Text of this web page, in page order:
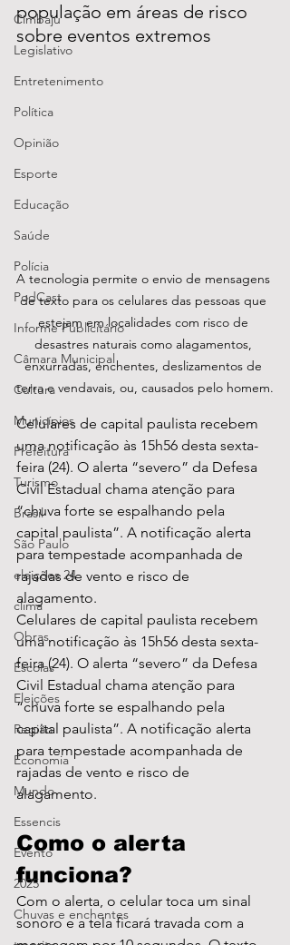
Cimbaju
Legislativo
Entretenimento
Política
Opinião
Esporte
Educação
Saúde
Polícia
PodCast
Informe Publicitário
Câmara Municipal
Cultura
Municípios
Prefeitura
Turismo
Brasil
São Paulo
eleições 24
clima
Obras
Escolas
Eleições
Região
Economia
Mundo
Essencis
Evento
2025
Chuvas e enchentes
população em áreas de risco
sobre eventos extremos
A tecnologia permite o envio de mensagens
de texto para os celulares das pessoas que
estejam em localidades com risco de
desastres naturais como alagamentos,
enxurradas, enchentes, deslizamentos de
terra e vendavais, ou, causados pelo homem.
Celulares de capital paulista recebem
uma notificação às 15h56 desta sexta-
feira (24). O alerta “severo” da Defesa
Civil Estadual chama atenção para
“chuva forte se espalhando pela
capital paulista”. A notificação alerta
para tempestade acompanhada de
rajadas de vento e risco de
alagamento.
Celulares de capital paulista recebem
uma notificação às 15h56 desta sexta-
feira (24). O alerta “severo” da Defesa
Civil Estadual chama atenção para
“chuva forte se espalhando pela
capital paulista”. A notificação alerta
para tempestade acompanhada de
rajadas de vento e risco de
alagamento.
Como o alerta
funciona?
Com o alerta, o celular toca um sinal
sonoro e a tela ficará travada com a